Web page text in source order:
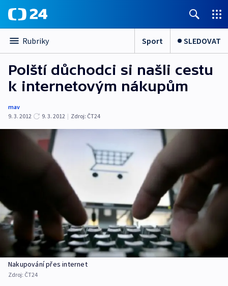
Rubriky Sport SLEDOVAT
Polští důchodci si našli cestu
k internetovým nákupům
mav
9. 3. 2012
9. 3. 2012 | Zdroj: ČT24
Nakupování přes internet
Zdroj: ČT24